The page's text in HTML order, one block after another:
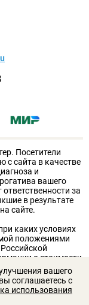
Посетители
с сайта в качестве
и
вашего
за
в результате
сайте.
каких условиях
положениями
о стоимости
Для получения
вашего
соглашаетесь с
использования